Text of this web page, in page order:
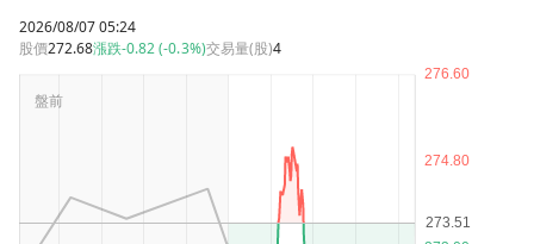
2026/08/07 05:24
股價272.68漲跌-0.82 (-0.3%)交易量(股)4